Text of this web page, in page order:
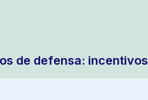
de defensa: incentivos